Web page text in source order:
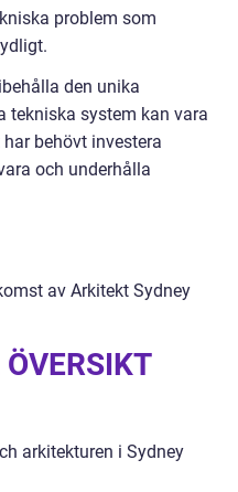
problem som
den unika
tekniska system kan vara
behövt investera
och underhålla
av Arkitekt Sydney
arkitekturen i Sydney